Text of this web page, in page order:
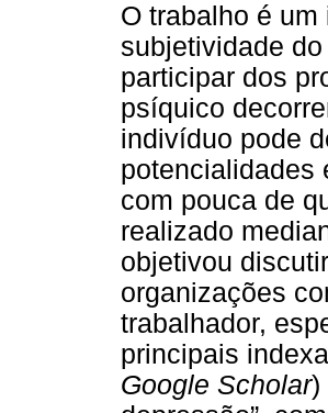
O trabalho é
subjetividade
participar dos
psíquico
indivíduo pode
potencialidades
com pouca de
realizado
objetivou
organizações
trabalhador,
principais
Google Scholar)